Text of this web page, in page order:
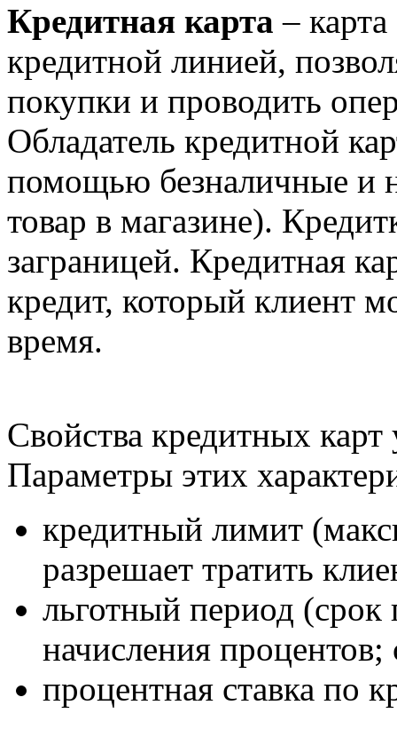
Кредитная карта –
кредитной линией,
покупки и проводить
Обладатель кредитной
помощью безналичные и
товар в магазине).
заграницей. Кредитная
кредит, который клиент
время.
Свойства кредитных
Параметры этих
кредитный лимит
разрешает тратить
льготный период (срок
начисления
процентная ставка по